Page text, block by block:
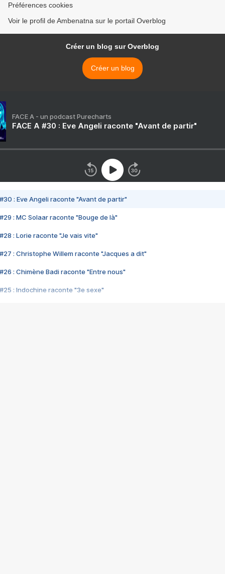
Préférences cookies
Voir le profil de Ambenatna sur le portail Overblog
Créer un blog sur Overblog
Créer un blog
FACE A - un podcast Purecharts
FACE A #30 : Eve Angeli raconte "Avant de partir"
#30 : Eve Angeli raconte "Avant de partir"
#29 : MC Solaar raconte "Bouge de là"
#28 : Lorie raconte "Je vais vite"
#27 : Christophe Willem raconte "Jacques a dit"
#26 : Chimène Badi raconte "Entre nous"
#25 : Indochine raconte "3e sexe"